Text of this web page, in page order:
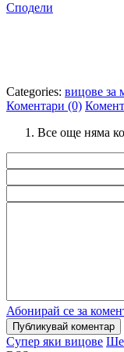
Сподели
Categories: вицове за
Коментари (0)
Все още няма
Абонирай се за
Супер яки вицове